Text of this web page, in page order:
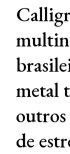
metal
outros
de